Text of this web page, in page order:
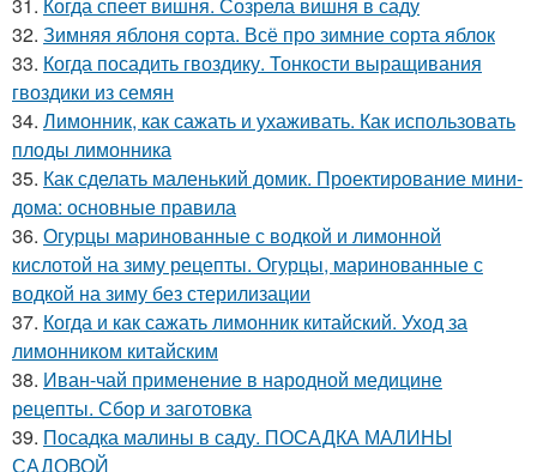
31. Когда спеет вишня. Созрела вишня в саду
32. Зимняя яблоня сорта. Всё про зимние сорта яблок
33. Когда посадить гвоздику. Тонкости выращивания
гвоздики из семян
34. Лимонник, как сажать и ухаживать. Как использовать
плоды лимонника
35. Как сделать маленький домик. Проектирование мини-
дома: основные правила
36. Огурцы маринованные с водкой и лимонной
кислотой на зиму рецепты. Огурцы, маринованные с
водкой на зиму без стерилизации
37. Когда и как сажать лимонник китайский. Уход за
лимонником китайским
38. Иван-чай применение в народной медицине
рецепты. Сбор и заготовка
39. Посадка малины в саду. ПОСАДКА МАЛИНЫ
САДОВОЙ